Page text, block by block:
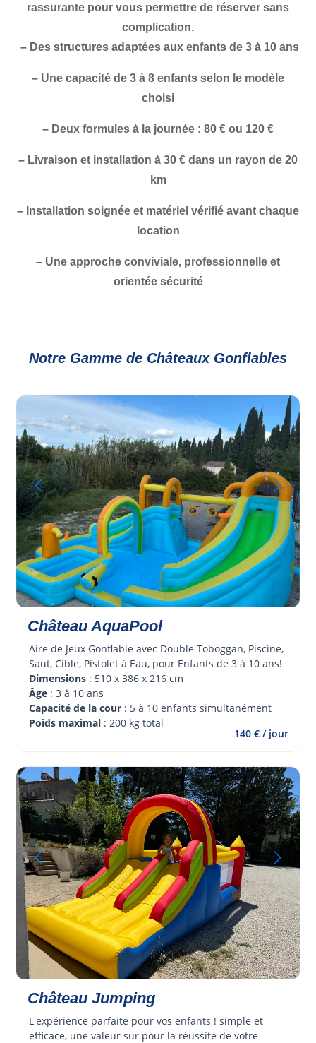
rassurante pour vous permettre de réserver sans
complication.
– Des structures adaptées aux enfants de 3 à 10 ans
– Une capacité de 3 à 8 enfants selon le modèle
choisi
– Deux formules à la journée : 80 € ou 120 €
– Livraison et installation à 30 € dans un rayon de 20
km
– Installation soignée et matériel vérifié avant chaque
location
– Une approche conviviale, professionnelle et
orientée sécurité
Notre Gamme de Châteaux Gonflables
Château AquaPool
Aire de Jeux Gonflable avec Double Toboggan, Piscine,
Saut, Cible, Pistolet à Eau, pour Enfants de 3 à 10 ans!
Dimensions : 510 x 386 x 216 cm
Âge : 3 à 10 ans
Capacité de la cour : 5 à 10 enfants simultanément
Poids maximal : 200 kg total
140 € / jour
Château Jumping
L'expérience parfaite pour vos enfants ! simple et
efficace, une valeur sur pour la réussite de votre